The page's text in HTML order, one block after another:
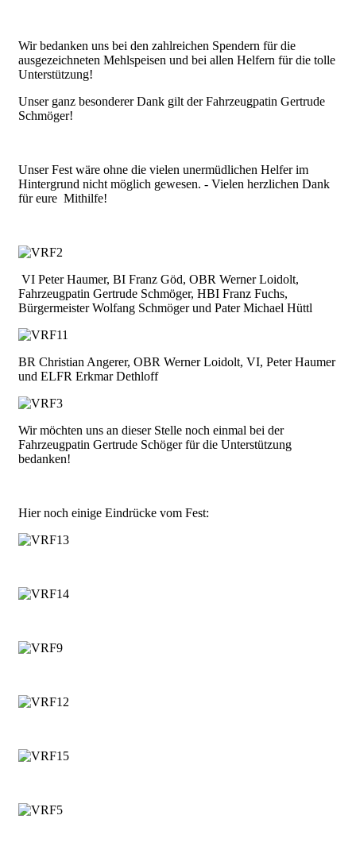
Wir bedanken uns bei den zahlreichen Spendern für die
ausgezeichneten Mehlspeisen und bei allen Helfern für die tolle
Unterstützung!
Unser ganz besonderer Dank gilt der Fahrzeugpatin Gertrude
Schmöger!
Unser Fest wäre ohne die vielen unermüdlichen Helfer im
Hintergrund nicht möglich gewesen. - Vielen herzlichen Dank
für eure Mithilfe!
VI Peter Haumer, BI Franz Göd, OBR Werner Loidolt,
Fahrzeugpatin Gertrude Schmöger, HBI Franz Fuchs,
Bürgermeister Wolfang Schmöger und Pater Michael Hüttl
BR Christian Angerer, OBR Werner Loidolt, VI, Peter Haumer
und ELFR Erkmar Dethloff
Wir möchten uns an dieser Stelle noch einmal bei der
Fahrzeugpatin Gertrude Schöger für die Unterstützung
bedanken!
Hier noch einige Eindrücke vom Fest: